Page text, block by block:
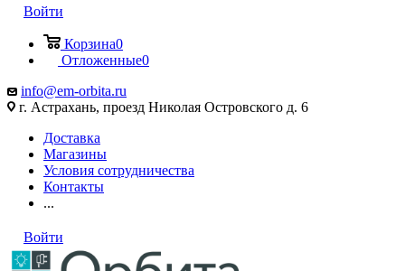
Войти
Корзина0
Отложенные0
info@em-orbita.ru
г. Астрахань, проезд Николая Островского д. 6
Доставка
Магазины
Условия сотрудничества
Контакты
...
Войти